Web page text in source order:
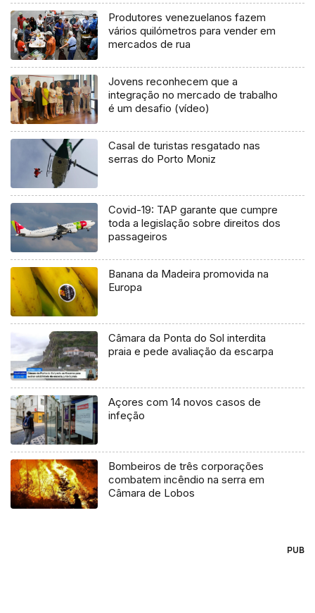
Produtores venezuelanos fazem
vários quilómetros para vender em
mercados de rua
Jovens reconhecem que a
integração no mercado de trabalho
é um desafio (vídeo)
Casal de turistas resgatado nas
serras do Porto Moniz
Covid-19: TAP garante que cumpre
toda a legislação sobre direitos dos
passageiros
Banana da Madeira promovida na
Europa
Câmara da Ponta do Sol interdita
praia e pede avaliação da escarpa
Açores com 14 novos casos de
infeção
Bombeiros de três corporações
combatem incêndio na serra em
Câmara de Lobos
PUB